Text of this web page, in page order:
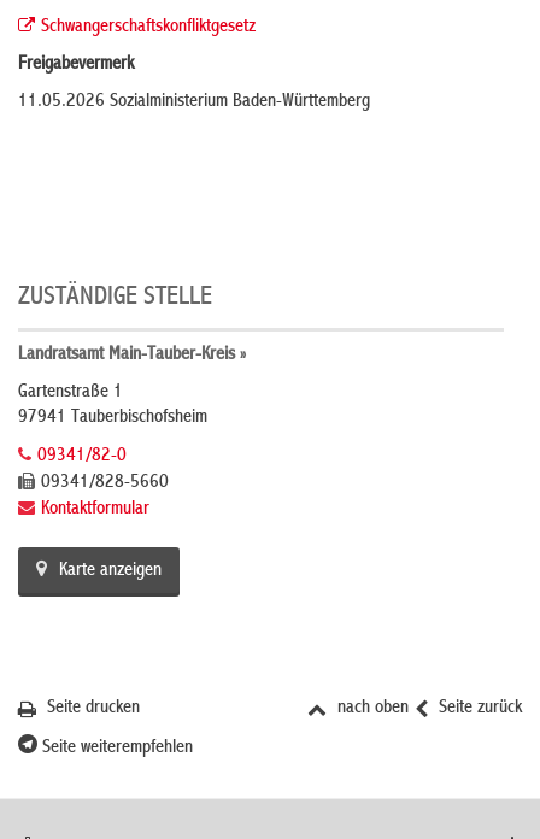
Schwangerschaftskonfliktgesetz
Freigabevermerk
11.05.2026 Sozialministerium Baden-Württemberg
ZUSTÄNDIGE STELLE
Landratsamt Main-Tauber-Kreis »
Gartenstraße 1
97941 Tauberbischofsheim
09341/82-0
09341/828-5660
Kontaktformular
Karte anzeigen
Seite zurück
nach oben
Seite drucken
Seite weiterempfehlen